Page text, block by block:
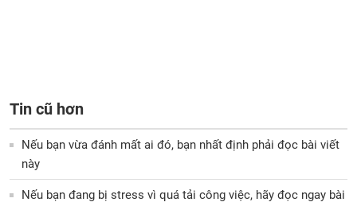
Tin cũ hơn
Nếu bạn vừa đánh mất ai đó, bạn nhất định phải đọc bài viết
này
Nếu bạn đang bị stress vì quá tải công việc, hãy đọc ngay bài